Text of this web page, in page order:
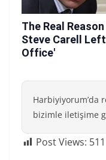
Harbiyiyorum’da
bizimle iletişime
Post Views: 511